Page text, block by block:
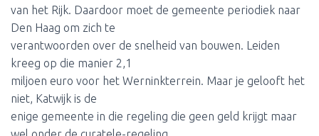
van het Rijk. Daardoor moet de gemeente periodiek naar
Den Haag om zich te
verantwoorden over de snelheid van bouwen. Leiden
kreeg op die manier 2,1
miljoen euro voor het Werninkterrein. Maar je gelooft het
niet, Katwijk is de
enige gemeente in die regeling die geen geld krijgt maar